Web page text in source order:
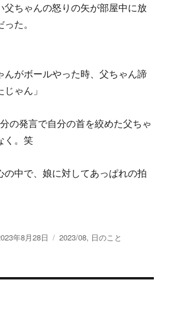
父ちゃんの怒りの矢が部屋中に放
た。
んがボールやった時、父ちゃん諦
ゃん」
の発言で自分の首を絞めた父ちゃ
く。笑
の中で、娘に対してあっぱれの拍
年8月28日
カ
2023/08, 日のこと